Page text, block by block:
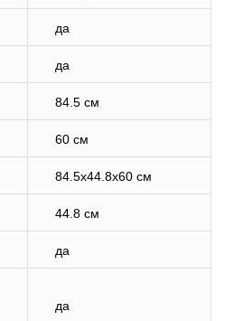
да
да
84.5 см
60 см
84.5x44.8x60 см
44.8 см
да
да